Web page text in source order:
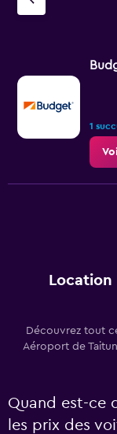
1
Découvrez tout
Aéroport de
Quand est-ce
les prix des